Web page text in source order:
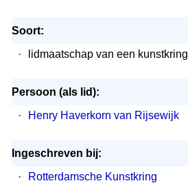
Soort:
·
lidmaatschap van een kunstkring
Persoon (als lid):
·
Henry Haverkorn van Rijsewijk
Ingeschreven bij:
·
Rotterdamsche Kunstkring